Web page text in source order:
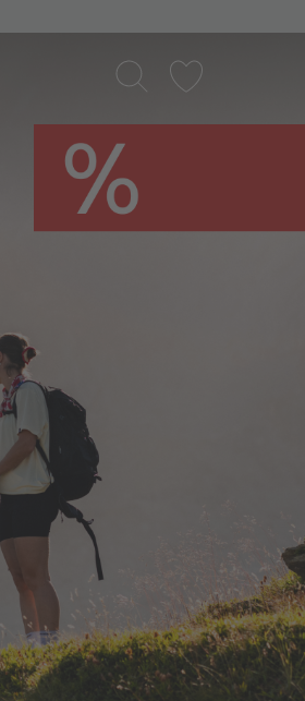
Suche Merkliste